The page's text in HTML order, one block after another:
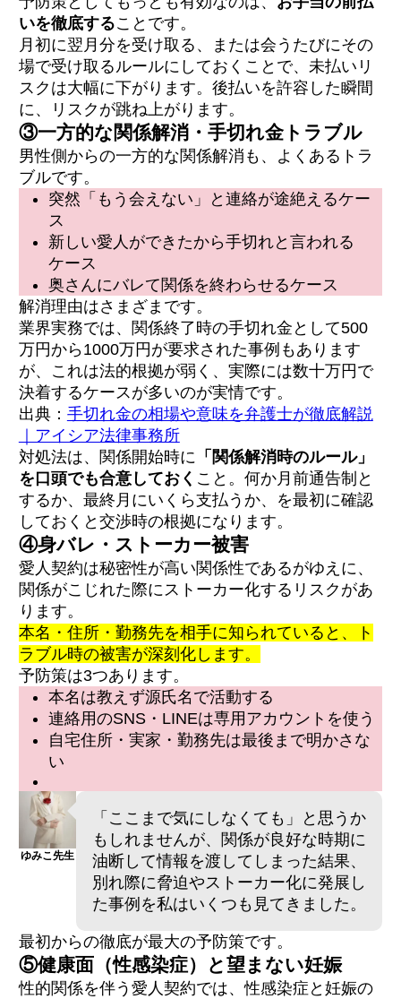
いを徹底することです。
月初に翌月分を受け取る、または会うたびにその
場で受け取るルールにしておくことで、未払いリ
スクは大幅に下がります。後払いを許容した瞬間
に、リスクが跳ね上がります。
③一方的な関係解消・手切れ金トラブル
男性側からの一方的な関係解消も、よくあるトラ
ブルです。
突然「もう会えない」と連絡が途絶えるケー
ス
新しい愛人ができたから手切れと言われる
ケース
奥さんにバレて関係を終わらせるケース
解消理由はさまざまです。
業界実務では、関係終了時の手切れ金として500
万円から1000万円が要求された事例もあります
が、これは法的根拠が弱く、実際には数十万円で
決着するケースが多いのが実情です。
出典： 手切れ金の相場や意味を弁護士が徹底解説
｜アイシア法律事務所
対処法は、関係開始時に 「関係解消時のルール」
を口頭でも合意しておく こと。何か月前通告制と
するか、最終月にいくら支払うか、を最初に確認
しておくと交渉時の根拠になります。
④身バレ・ストーカー被害
愛人契約は秘密性が高い関係性であるがゆえに、
関係がこじれた際にストーカー化するリスクがあ
ります。
本名・住所・勤務先を相手に知られていると、ト
ラブル時の被害が深刻化します。
予防策は3つあります。
本名は教えず源氏名で活動する
連絡用のSNS・LINEは専用アカウントを使う
自宅住所・実家・勤務先は最後まで明かさな
い
ゆみこ先生
「ここまで気にしなくても」と思うか
もしれませんが、関係が良好な時期に
油断して情報を渡してしまった結果、
別れ際に脅迫やストーカー化に発展し
た事例を私はいくつも見てきました。
最初からの徹底が最大の予防策です。
⑤健康面（性感染症）と望まない妊娠
性的関係を伴う愛人契約では、性感染症と妊娠の